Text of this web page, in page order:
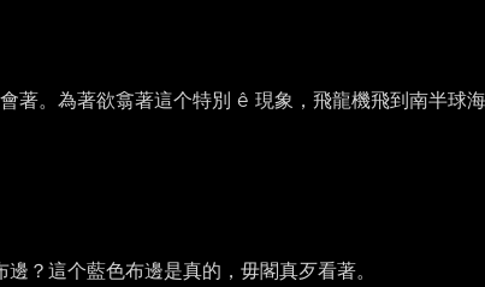
著。為著欲翕著這个特別 ê 現象，飛龍機飛到南半球
？這个藍色布邊是真的，毋閣真歹看著。